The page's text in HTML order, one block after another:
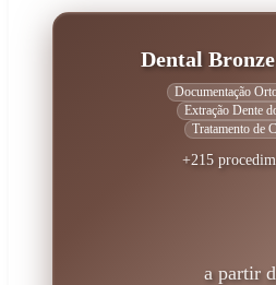
Dental
Documentação
Extração Dente
Tratamento de
+215
a partir